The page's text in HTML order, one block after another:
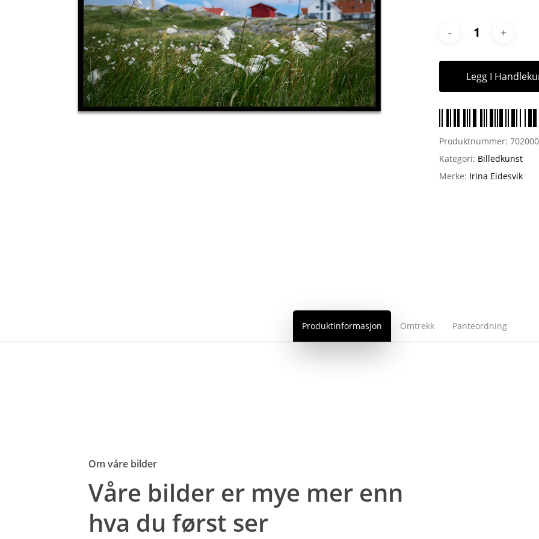
Legg I
Produktnummer:
Kategori: Billedkunst
Merke: Irina Eidesvik
Produktinformasjon Omtrekk Panteordning
Om våre bilder
Våre bilder er mye mer enn
hva du først ser